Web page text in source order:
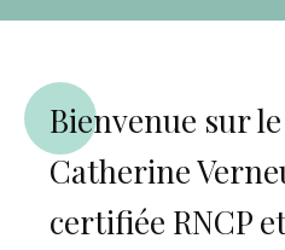
Bienvenue sur
Catherine
certifiée RNCP